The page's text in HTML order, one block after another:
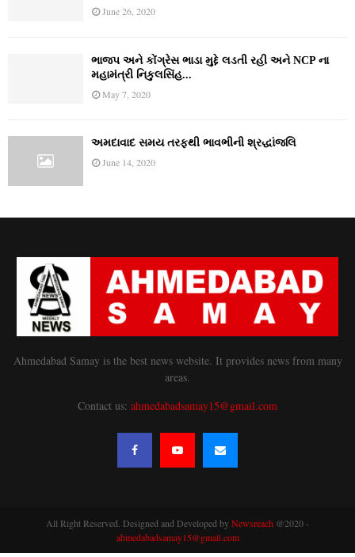
June 26, 2020
ભાજપ અને કોંગ્રેસ ભાડા મુદ્દે લડતી રહી અને NCP ના
મહામંત્રી નિકુલસિંહ...
May 7, 2020
અમદાવાદ સમય તરફથી ભાવભીની શ્રદ્ધાંજલિ
June 14, 2020
Ahmedabad Samay is the best news website. It provides news from many
areas.
Contact us: ahmedabadsamay15@gmail.com
All Right Reserved. Designed and Developed byNewsreach @2020 -
ahmedabadsamay15@gmail.com